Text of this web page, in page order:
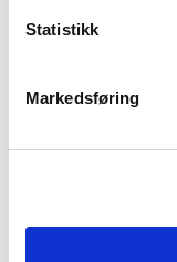
Statistikk
Markedsføring